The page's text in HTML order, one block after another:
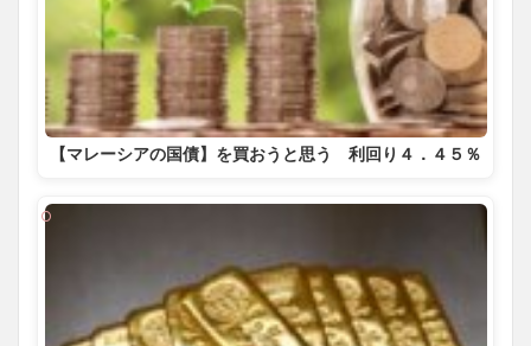
【マレーシアの国債】を買おうと思う 利回り４．４５％